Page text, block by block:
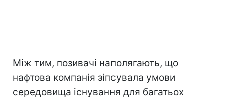
Між тим, позивачі наполягають, що
нафтова компанія зіпсувала умови
середовища існування для багатьох